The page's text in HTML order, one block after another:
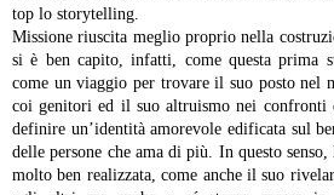
top lo storytelling.
Missione riuscita meglio proprio nella
si è ben capito, infatti, come questa prima
come un viaggio per trovare il suo posto nel
coi genitori ed il suo altruismo nei confronti
definire un’identità amorevole edificata sul
delle persone che ama di più.
In questo
molto ben realizzata, come anche il suo